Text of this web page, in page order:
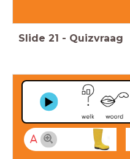
Slide 21 - Quizvraag
A